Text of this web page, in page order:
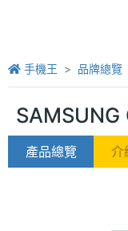
手機王 品牌總覽
SAMSUNG
產品總覽 介